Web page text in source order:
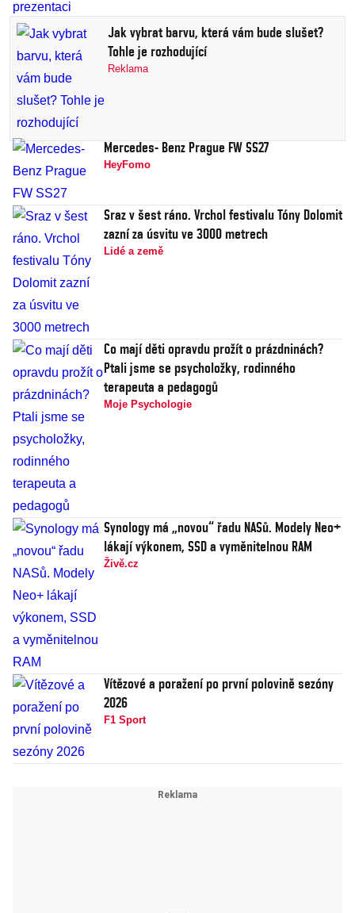
Jak vybrat barvu, která vám bude slušet?
Tohle je rozhodující
Reklama
Mercedes- Benz Prague FW SS27
HeyFomo
Sraz v šest ráno. Vrchol festivalu Tóny Dolomit
zazní za úsvitu ve 3000 metrech
Lidé a země
Co mají děti opravdu prožít o prázdninách?
Ptali jsme se psycholožky, rodinného
terapeuta a pedagogů
Moje Psychologie
Synology má „novou“ řadu NASů. Modely Neo+
lákají výkonem, SSD a vyměnitelnou RAM
Živě.cz
Vítězové a poražení po první polovině sezóny
2026
F1 Sport